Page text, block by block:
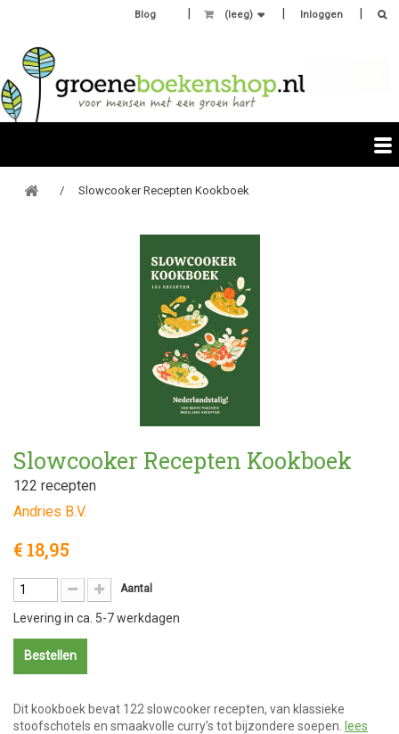
Inloggen
(leeg)
Blog
Slowcooker Recepten Kookboek
Slowcooker Recepten Kookboek
122 recepten
Andries B.V.
€ 18,95
Aantal
Levering in ca. 5-7 werkdagen
Bestellen
Dit kookboek bevat 122 slowcooker recepten, van klassieke
stoofschotels en smaakvolle curry’s tot bijzondere soepen.
lees